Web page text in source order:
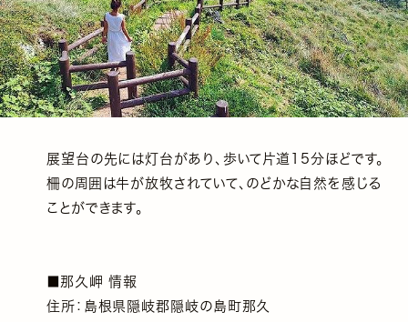
展望台の先には灯台があり、歩いて片道15分ほどです。
柵の周囲は牛が放牧されていて、のどかな自然を感じる
ことができます。
■那久岬 情報
住所：島根県隠岐郡隠岐の島町那久